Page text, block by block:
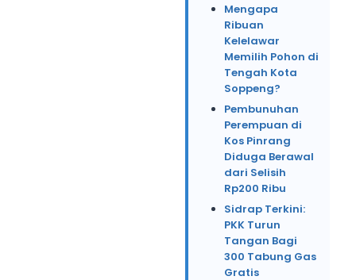
Mengapa
Ribuan
Kelelawar
Memilih Pohon di
Tengah Kota
Soppeng?
Pembunuhan
Perempuan di
Kos Pinrang
Diduga Berawal
dari Selisih
Rp200 Ribu
Sidrap Terkini:
PKK Turun
Tangan Bagi
300 Tabung Gas
Gratis